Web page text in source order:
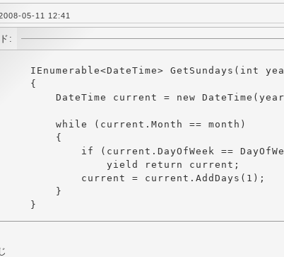
05-11 12:41
:
IEnumerable<DateTime> GetSundays(int
{
DateTime current = new
while (current.Month == month)
{
if (current.DayOfWeek ==
yield return current;
current = current.AddDays(1);
}